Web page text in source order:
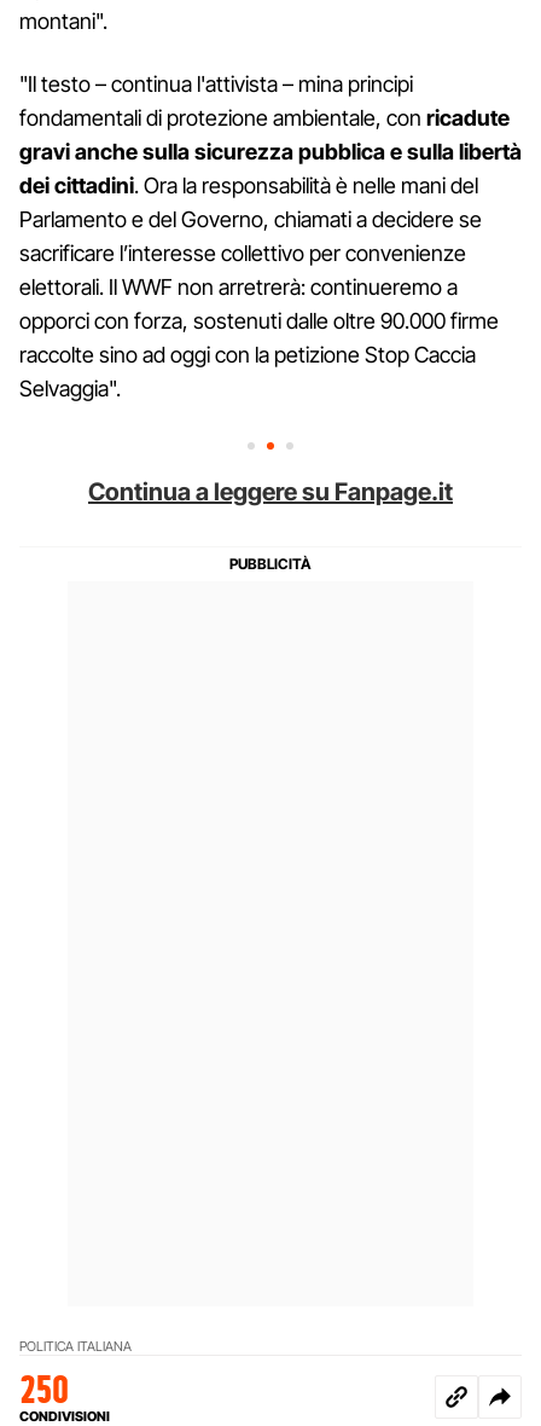
montani".
"Il testo – continua l'attivista – mina principi
fondamentali di protezione ambientale, con ricadute
gravi anche sulla sicurezza pubblica e sulla libertà
dei cittadini. Ora la responsabilità è nelle mani del
Parlamento e del Governo, chiamati a decidere se
sacrificare l’interesse collettivo per convenienze
elettorali. Il WWF non arretrerà: continueremo a
opporci con forza, sostenuti dalle oltre 90.000 firme
raccolte sino ad oggi con la petizione Stop Caccia
Selvaggia".
Continua a leggere su Fanpage.it
POLITICA ITALIANA
250
CONDIVISIONI